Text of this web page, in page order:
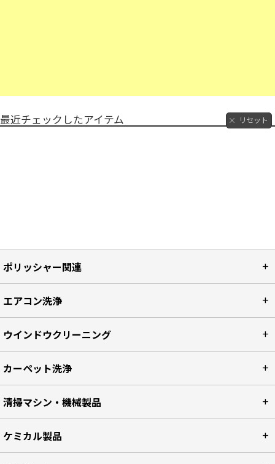
最近チェックしたアイテム リセット
ポリッシャー関連
エアコン洗浄
ウインドウクリーニング
カーペット洗浄
清掃マシン・機械製品
ケミカル製品